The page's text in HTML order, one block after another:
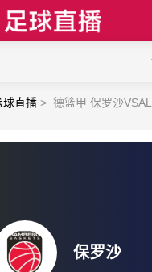
球直播 > 德篮甲 保罗沙
保罗沙